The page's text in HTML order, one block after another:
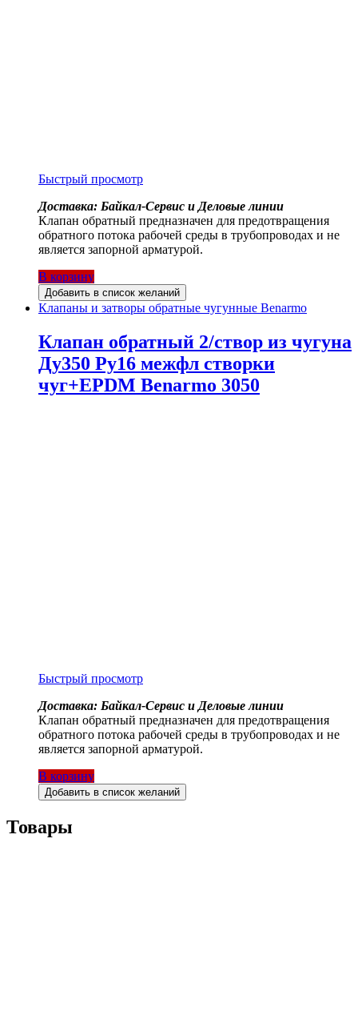
Быстрый просмотр
Доставка: Байкал-Сервис и Деловые линии
Клапан обратный предназначен для предотвращения
обратного потока рабочей среды в трубопроводах и не
является запорной арматурой.
В корзину
Добавить в список желаний
Клапаны и затворы обратные чугунные Benarmo
Клапан обратный 2/створ из чугуна
Ду350 Ру16 межфл створки
чуг+EPDM Benarmo 3050
Быстрый просмотр
Доставка: Байкал-Сервис и Деловые линии
Клапан обратный предназначен для предотвращения
обратного потока рабочей среды в трубопроводах и не
является запорной арматурой.
В корзину
Добавить в список желаний
Товары